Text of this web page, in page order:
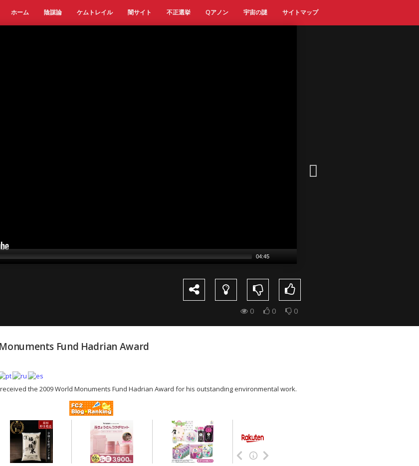
ホーム 陰謀論 ケムトレイル 闇サイト 不正選挙 Qアノン 宇宙の謎 サイトマップ
04:45
0 0 0
Fund Hadrian Award
the 2009 World Monuments Fund Hadrian Award for his outstanding environmental work.